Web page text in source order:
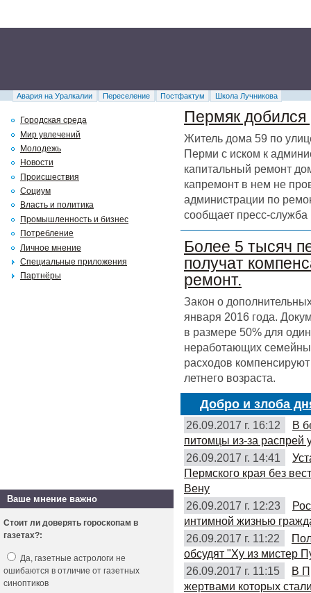
Авария на Уралкалии Переселение Постфактум Школа Лучникова
Пермяк добился
Житель дома 59 по
Перми с иском к
капитальный ремонт
капремонт в нем не
администрации по
сообщает пресс-служба
Более 5 тысяч
получат
ремонт.
Закон о
января 2016 года.
в размере 50% для
неработающих
расходов
летнего возраста.
Добро и злоба
26.09.2017 г. 16:12
В
питомцы из-за распрей
26.09.2017 г. 14:41
Пермского края без
Вену
26.09.2017 г. 12:23
интимной жизнью
26.09.2017 г. 11:22
обсудят "Ху из мистер
26.09.2017 г. 11:15
В
жертвами которых
Городская среда
Мир увлечений
Молодежь
Новости
Происшествия
Социум
Власть и политика
Промышленность и бизнес
Потребление
Личное мнение
Специальные приложения
Партнёры
Ваше мнение важно
Стоит ли доверять гороскопам в
газетах?:
Да, газетные астрологи не
ошибаются в отличие от газетных
синоптиков